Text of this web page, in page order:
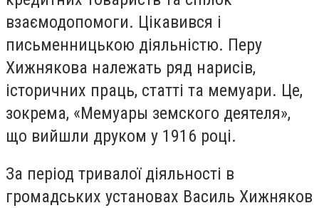
взаємодопомоги. Цікавився і
письменницькою діяльністю. Перу
Хижнякова належать ряд нарисів,
історичних праць, статті та мемуари. Це,
зокрема, «Мемуары земского деятеля»,
що вийшли друком у 1916 році.
За період тривалої діяльності в
громадських установах Василь Хижняков